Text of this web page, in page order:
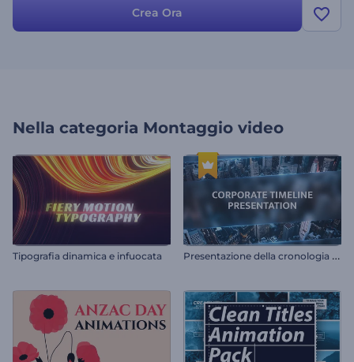
e molto altro! Cos'altro ti serve per celebrare al meglio la Giornata
della Terra? Prova subito questo modello!
Crea Ora
Nella categoria Montaggio video
Tipografia dinamica e infuocata P
resentazione della cronologia aziendale